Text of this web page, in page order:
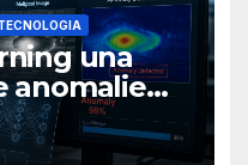
una
anomalie